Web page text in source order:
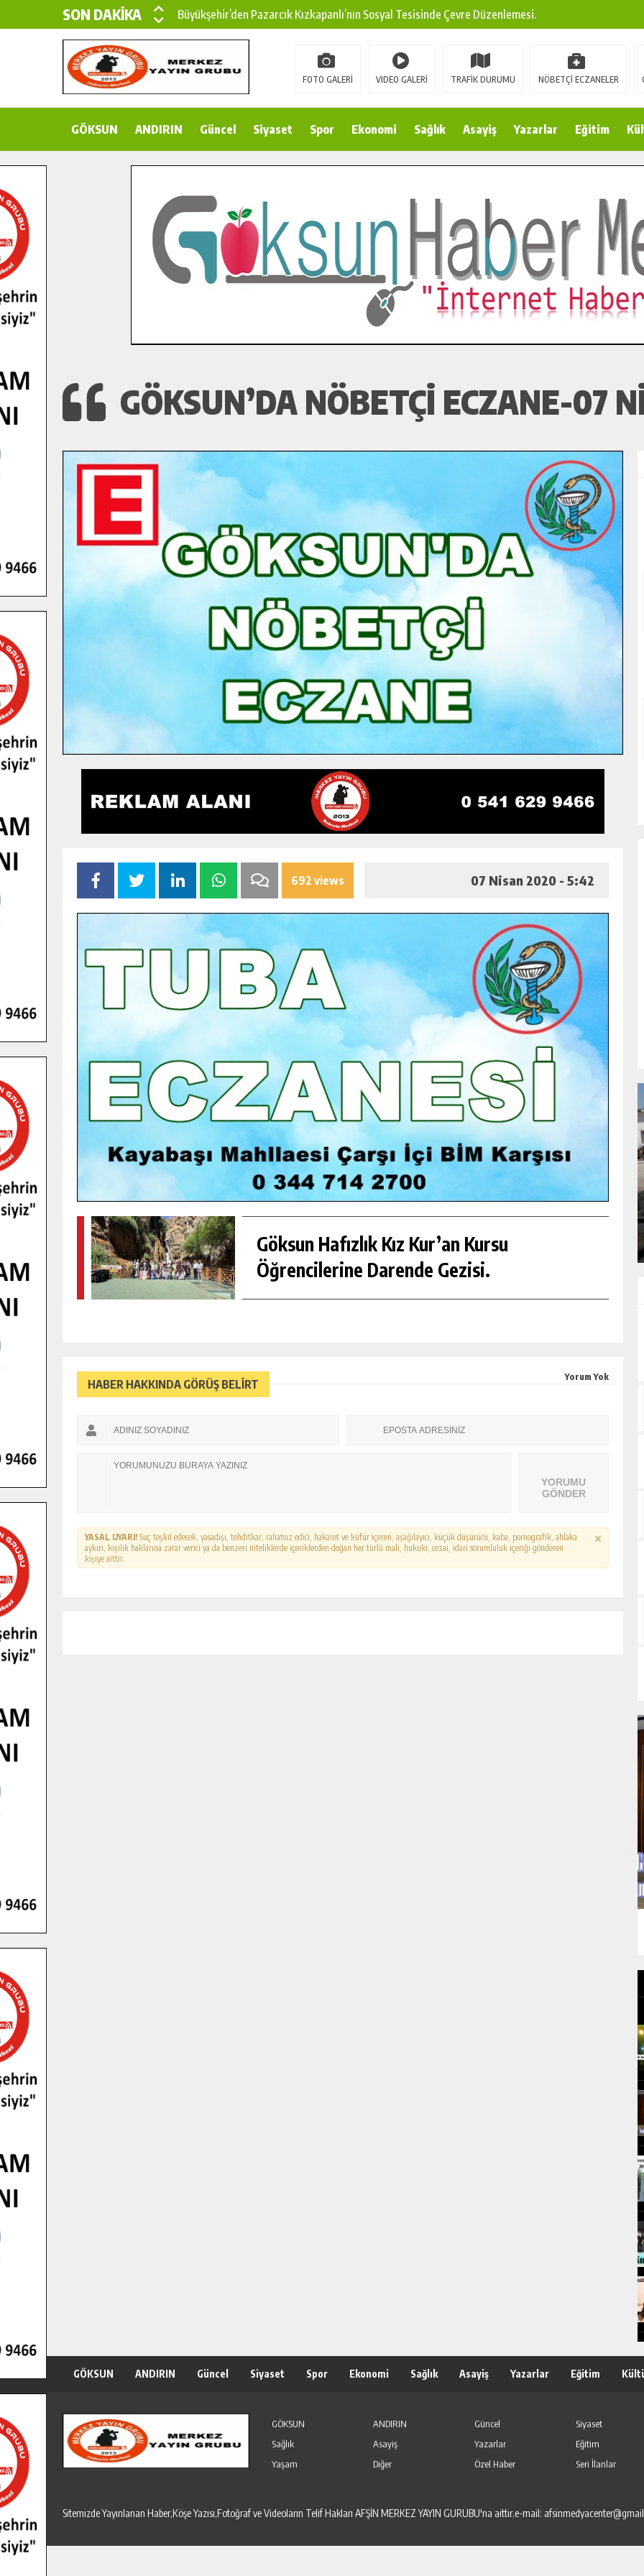
SON DAKİKA
Büyükşehir’den Pazarcık Kızkapanlı’nın Sosyal Tesisinde Çevre Düzenlemesi.
Büyükşehir’den Pazarcık Kırsalına Modern Ulaşım Yatırımı.
Çin’den KSÜ’ye Uluslararası Başarı: Edinilen Bilgi Türk Tarımına Katkı Sağlayacak.
Gençler Pusula Maraş Kampında Yeni Medya ve Fotoğrafçılığı Keşfetti.
İlçe Jandarma Komutanı Karakaya’dan Başkan Cüce’ye Veda Ziyareti.
Bertiz’in Yeni Köprüsünde Sona Doğru.
FOTO GALERİ VIDEO GALERİ TRAFİK DURUMU NÖBETÇİ ECZANELER
GÖKSUN ANDIRIN Güncel Siyaset Spor Ekonomi Sağlık Asayiş Yazarlar Eğitim
GÖKSUN’DA NÖBETÇI ECZANE-07
692 views 07 Nisan 2020 - 5:42
Göksun Hafızlık Kız Kur’an Kursu
Öğrencilerine Darende Gezisi.
HABER HAKKINDA GÖRÜŞ BELİRT
Yorum Yok
YORUMU
GÖNDER
YASAL UYARI! Suç teşkil edecek, yasadışı, tehditkar, rahatsız edici, hakaret ve küfür içeren, aşağılayıcı, küçük düşürücü, kaba, pornografik, ahlaka
aykırı, kişilik haklarına zarar verici ya da benzeri niteliklerde içeriklerden doğan her türlü mali, hukuki, cezai, idari sorumluluk içeriği gönderen
kişiye aittir.
GÜNLÜK HABER AKIŞI
GENÇLER PUSULA MARAŞ KAMPINDA
YENI MEDYA VE FOTOĞRAFÇILIĞI
GÜNLÜK HABER AKIŞI
GÖKSUN HAFIZLIK KIZ KUR’AN KURSU
ÖĞRENCILERINE DARENDE GEZISI.
GÖKSUN ANDIRIN Güncel Siyaset Spor Ekonomi Sağlık Asayiş Yazarlar Eğitim
GÖKSUN ANDIRIN Güncel Siyaset
Sağlık
Asayiş Yazarlar Eğitim
Yaşam
Diğer Özel Haber Seri İlanlar
Sitemizde Yayınlanan Haber,Köşe Yazısı,Fotoğraf ve Videoların Telif Hakları AFŞİN MERKEZ YAYIN GURUBU'na aittir.e-mail: